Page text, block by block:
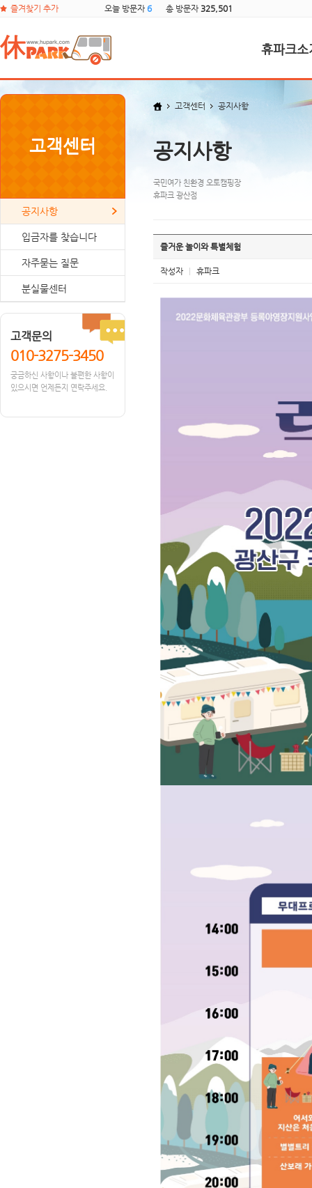
즐겨찾기 추가 오늘 방문자 6 총 방문자 325,501
휴파크소
고객센터
공지사항
입금자를 찾습니다
자주묻는 질문
분실물센터
고객문의
010-3275-3450
궁금하신 사항이나 불편한 사항이
있으시면 언제든지 연락주세요.
고객센터 공지사항
공지사항
국민여가 친환경 오토캠핑장
휴파크 광산점
즐거운 놀이와 특별체험
작성자 휴파크